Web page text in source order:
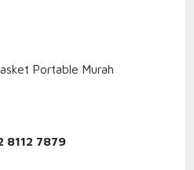
Portable Murah
7879